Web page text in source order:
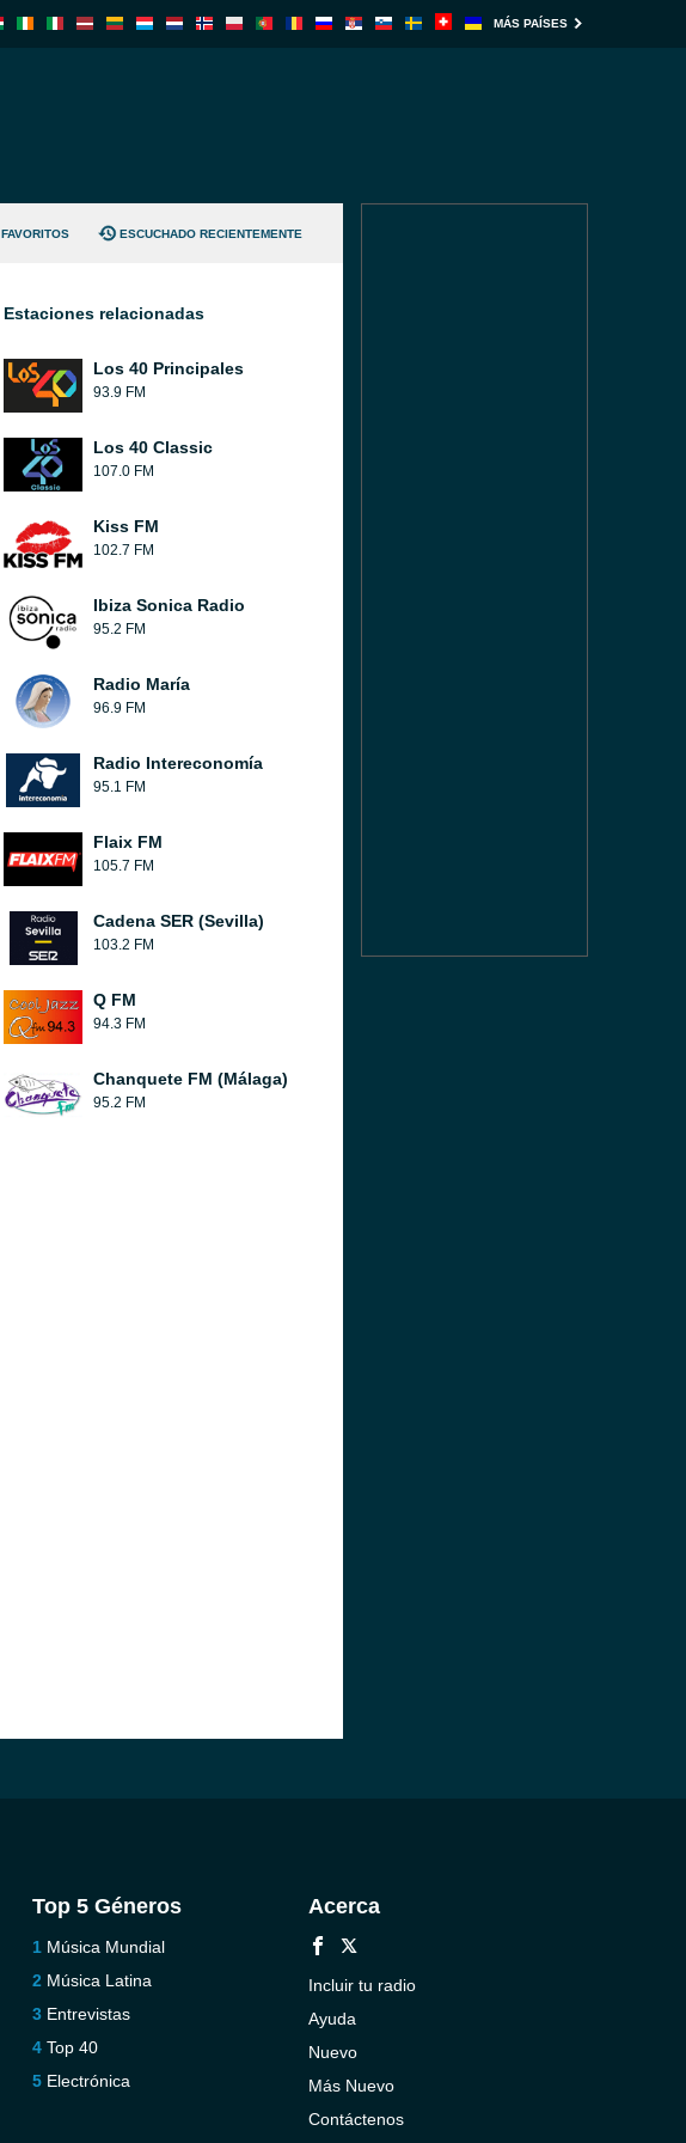
MÁS PAÍSES
FAVORITOS ESCUCHADO RECIENTEMENTE
Estaciones relacionadas
Los 40 Principales
93.9 FM
Los 40 Classic
107.0 FM
Kiss FM
102.7 FM
Ibiza Sonica Radio
95.2 FM
Radio María
96.9 FM
Radio Intereconomía
95.1 FM
Flaix FM
105.7 FM
Cadena SER (Sevilla)
103.2 FM
Q FM
94.3 FM
Chanquete FM (Málaga)
95.2 FM
Top 5 Géneros
Música Mundial
Música Latina
Entrevistas
Top 40
Electrónica
Acerca
Incluir tu radio
Ayuda
Nuevo
Más Nuevo
Contáctenos